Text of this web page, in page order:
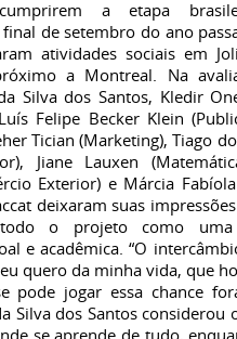
a etapa
de setembro do ano
atividades sociais em
a Montreal. Na
Silva dos Santos, Kledir
Felipe Becker Klein
Tician (Marketing), Tiago
Jiane Lauxen
Exterior) e Márcia
deixaram suas
todo o projeto como uma
e acadêmica. “O
quero da minha vida, que
pode jogar essa chance
Silva dos Santos considerou